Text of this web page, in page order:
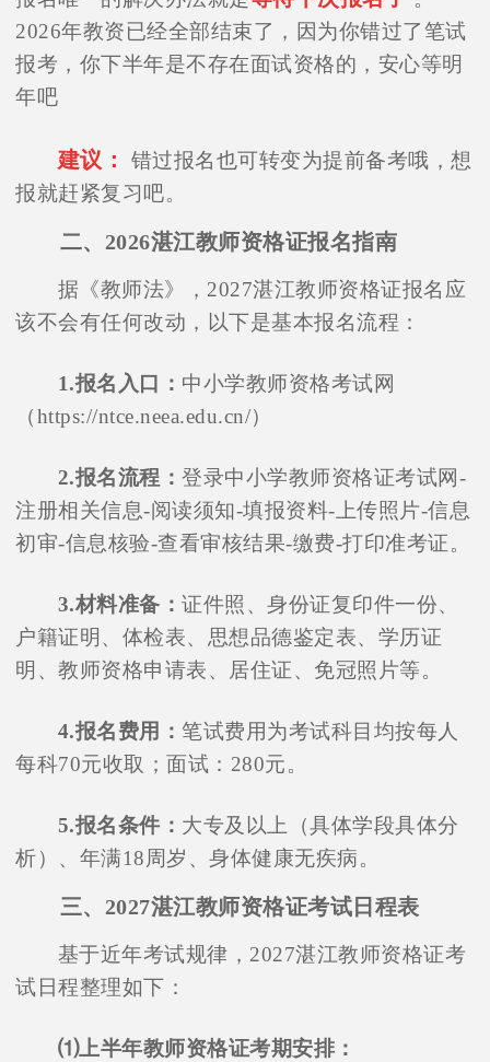
2026年教资已经全部结束了，因为你错过了笔试
报考，你下半年是不存在面试资格的，安心等明
年吧
建议：
错过报名也可转变为提前备考哦，想
报就赶紧复习吧。
二、2026湛江教师资格证报名指南
据《教师法》，2027湛江教师资格证报名应
该不会有任何改动，以下是基本报名流程：
1.报名入口： 中小学教师资格考试网
（https://ntce.neea.edu.cn/）
2.报名流程：登录中小学教师资格证考试网-
注册相关信息-阅读须知-填报资料-上传照片-信息
初审-信息核验-查看审核结果-缴费-打印准考证。
3.材料准备：证件照、身份证复印件一份、
户籍证明、体检表、思想品德鉴定表、学历证
明、教师资格申请表、居住证、免冠照片等。
4.报名费用： 笔试费用为考试科目均按每人
每科70元收取；面试：280元。
5.报名条件： 大专及以上（具体学段具体分
析）、年满18周岁、身体健康无疾病。
三、2027湛江教师资格证考试日程表
基于近年考试规律，2027湛江教师资格证考
试日程整理如下：
⑴上半年教师资格证考期安排：